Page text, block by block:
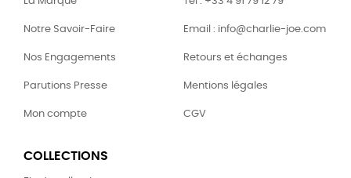
Notre Savoir-Faire
Nos Engagements
Parutions Presse
Mon compte
Email : info@charlie-joe.com
Retours et échanges
Mentions légales
CGV
COLLECTIONS